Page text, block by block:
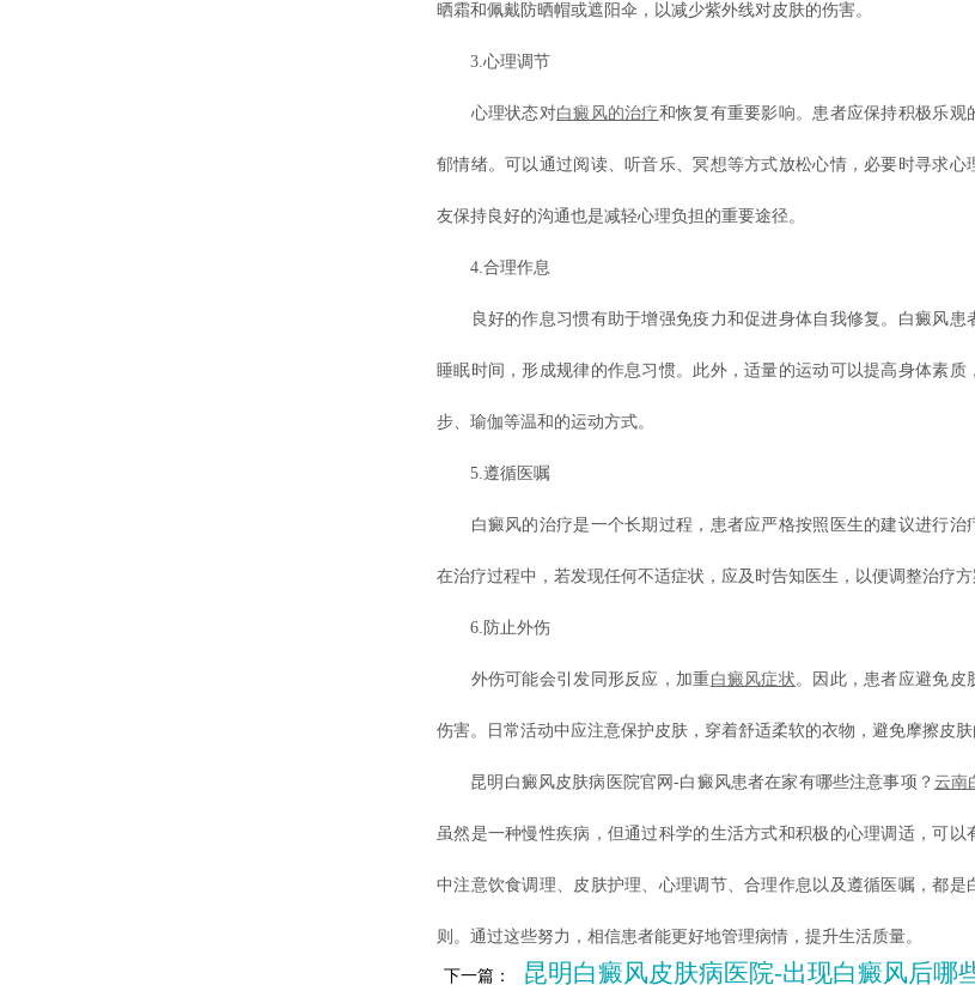
晒霜和佩戴防晒帽或遮阳伞，以减少紫外线对皮肤的伤害。
3.心理调节
心理状态对白癜风的治疗和恢复有重要影响。患者应保持积极乐观
郁情绪。可以通过阅读、听音乐、冥想等方式放松心情，必要时寻求心
友保持良好的沟通也是减轻心理负担的重要途径。
4.合理作息
良好的作息习惯有助于增强免疫力和促进身体自我修复。白癜风患
睡眠时间，形成规律的作息习惯。此外，适量的运动可以提高身体素质
步、瑜伽等温和的运动方式。
5.遵循医嘱
白癜风的治疗是一个长期过程，患者应严格按照医生的建议进行治
在治疗过程中，若发现任何不适症状，应及时告知医生，以便调整治疗方
6.防止外伤
外伤可能会引发同形反应，加重白癜风症状。因此，患者应避免皮
伤害。日常活动中应注意保护皮肤，穿着舒适柔软的衣物，避免摩擦皮肤
昆明白癜风皮肤病医院官网-白癜风患者在家有哪些注意事项？ 云南
虽然是一种慢性疾病，但通过科学的生活方式和积极的心理调适，可以
中注意饮食调理、皮肤护理、心理调节、合理作息以及遵循医嘱，都是
则。通过这些努力，相信患者能更好地管理病情，提升生活质量。
下一篇： 昆明白癜风皮肤病医院-出现白癜风后哪